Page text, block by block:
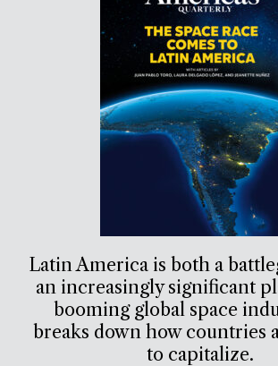
Latin America is both a
an increasingly significant
booming global space
breaks down how countries
to capitalize.